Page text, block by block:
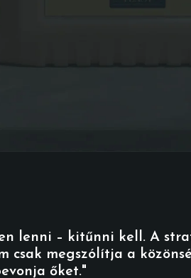
lenni – kitűnni kell. A
csak megszólítja a
őket."